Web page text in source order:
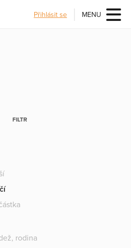
Přihlásit se MENU
FILTR
rodina